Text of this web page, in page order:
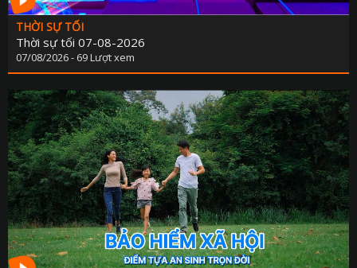
THỜI SỰ TỐI
Thời sự tối 07-08-2026
07/08/2026 - 69 Lượt xem